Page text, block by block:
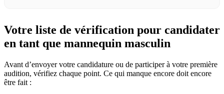
Votre liste de vérification pour candidater
en tant que mannequin masculin
Avant d’envoyer votre candidature ou de participer à votre première
audition, vérifiez chaque point. Ce qui manque encore doit encore
être fait :